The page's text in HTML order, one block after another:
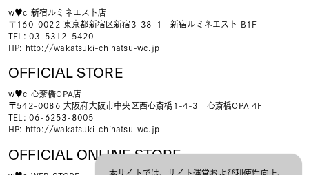
w♥c 新宿ルミネエスト店
〒160-0022 東京都新宿区新宿3-38-1 新宿ルミネエスト B1F
TEL: 03-5312-5420
HP: http://wakatsuki-chinatsu-wc.jp
OFFICIAL STORE
w♥c 心斎橋OPA店
〒542-0086 大阪府大阪市中央区西心斎橋1-4-3 心斎橋OPA 4F
TEL: 06-6253-8005
HP:
http://wakatsuki-chinatsu-wc.jp
OFFICIAL ONLINE STORE
本サイトでは、サイト運営および利便性向上、